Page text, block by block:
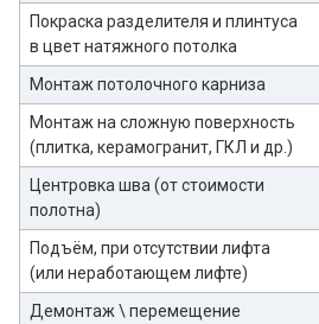
Покраска разделителя и плинтуса
в цвет натяжного потолка
Монтаж потолочного карниза
Монтаж на сложную поверхность
(плитка, керамогранит, ГКЛ и др.)
Центровка шва (от стоимости
полотна)
Подъём, при отсутствии лифта
(или неработающем лифте)
Демонтаж \ перемещение